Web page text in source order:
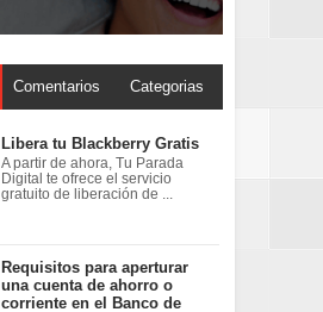
Comentarios Categorias
Libera tu Blackberry Gratis
A partir de ahora, Tu Parada
Digital te ofrece el servicio
gratuito de liberación de ...
Requisitos para aperturar
una cuenta de ahorro o
corriente en el Banco de